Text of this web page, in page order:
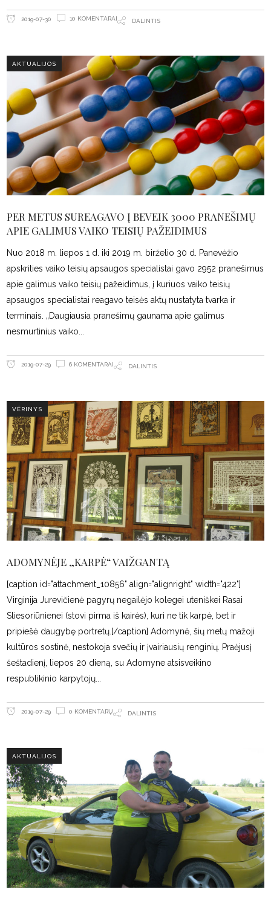
2019-07-30 10 KOMENTARAI DALINTIS
AKTUALIJOS
PER METUS SUREAGAVO Į BEVEIK 3000 PRANEŠIMŲ
APIE GALIMUS VAIKO TEISIŲ PAŽEIDIMUS
Nuo 2018 m. liepos 1 d. iki 2019 m. birželio 30 d. Panevėžio
apskrities vaiko teisių apsaugos specialistai gavo 2952 pranešimus
apie galimus vaiko teisių pažeidimus, į kuriuos vaiko teisių
apsaugos specialistai reagavo teisės aktų nustatyta tvarka ir
terminais. „Daugiausia pranešimų gaunama apie galimus
nesmurtinius vaiko
2019-07-29 6 KOMENTARAI DALINTIS
VĖRINYS
ADOMYNĖJE „KARPĖ“ VAIŽGANTĄ
[caption id="attachment_10856" align="alignright" width="422"]
Virginija Jurevičienė pagyrų negailėjo kolegei uteniškei Rasai
Sliesoriūnienei (stovi pirma iš kairės), kuri ne tik karpė, bet ir
pripiešė daugybę portretų.[/caption] Adomynė, šių metų mažoji
kultūros sostinė, nestokoja svečių ir įvairiausių renginių. Praėjusį
šeštadienį, liepos 20 dieną, su Adomyne atsisveikino
respublikinio karpytojų
2019-07-29 0 KOMENTARŲ DALINTIS
AKTUALIJOS